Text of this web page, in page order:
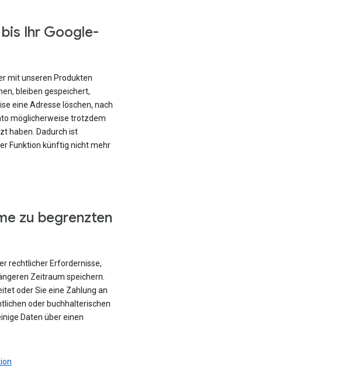
Ihr Google-
mit unseren Produkten
bleiben gespeichert,
eine Adresse löschen, nach
möglicherweise trotzdem
haben. Dadurch ist
Funktion künftig nicht mehr
zu begrenzten
rechtlicher Erfordernisse,
Zeitraum speichern.
oder Sie eine Zahlung an
oder buchhalterischen
Daten über einen